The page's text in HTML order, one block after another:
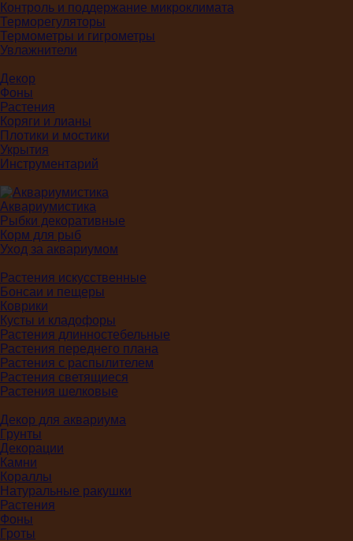
Контроль и поддержание микроклимата
Терморегуляторы
Термометры и гигрометры
Увлажнители
Декор
Фоны
Растения
Коряги и лианы
Плотики и мостики
Укрытия
Инструментарий
Аквариумистика
Рыбки декоративные
Корм для рыб
Уход за аквариумом
Растения искусственные
Бонсаи и пещеры
Коврики
Кусты и кладофоры
Растения длинностебельные
Растения переднего плана
Растения с распылителем
Растения светящиеся
Растения шелковые
Декор для аквариума
Грунты
Декорации
Камни
Кораллы
Натуральные ракушки
Растения
Фоны
Гроты